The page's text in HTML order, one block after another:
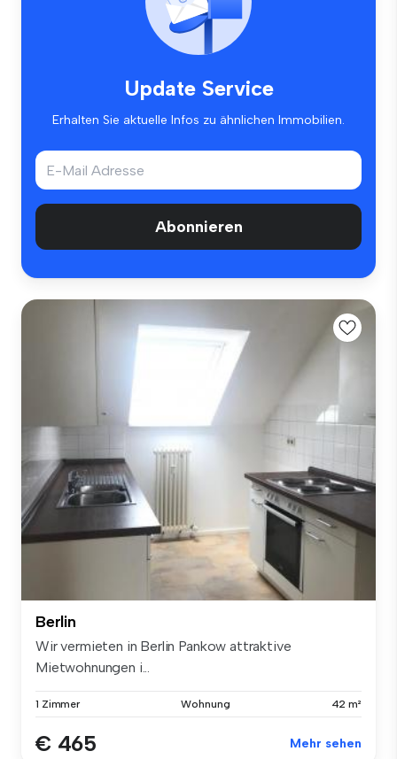
Update Service
Erhalten Sie aktuelle Infos zu ähnlichen Immobilien.
Abonnieren
Berlin
Wir vermieten in Berlin Pankow attraktive
Mietwohnungen i...
1 Zimmer Wohnung 42 m²
€ 465 Mehr sehen